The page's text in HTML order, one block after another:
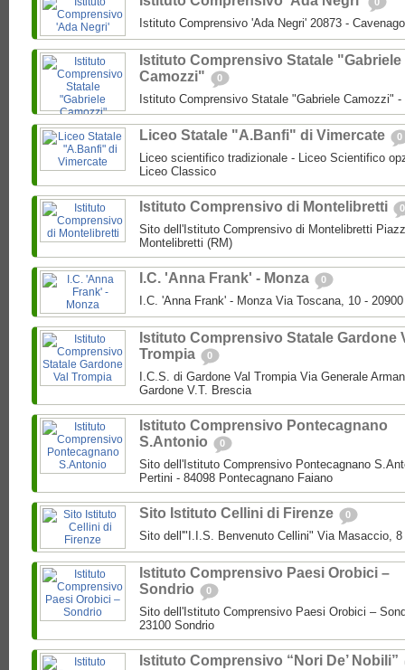
Istituto Comprensivo 'Ada Negri' 20873 -
Istituto Comprensivo Statale "Gabriele
Camozzi"
0
Istituto Comprensivo Statale "Gabriele Camozzi"
Liceo Statale "A.Banfi" di Vimercate 0
Liceo scientifico tradizionale - Liceo Scientifico
Liceo Classico
Istituto Comprensivo di Montelibretti 0
Sito dell'Istituto Comprensivo di Montelibretti
Montelibretti (RM)
I.C. 'Anna Frank' - Monza 0
I.C. 'Anna Frank' - Monza Via Toscana, 10 -
Istituto Comprensivo Statale Gardone
Trompia
0
I.C.S. di Gardone Val Trompia Via Generale
Gardone V.T. Brescia
Istituto Comprensivo Pontecagnano
S.Antonio
0
Sito dell'Istituto Comprensivo Pontecagnano
Pertini - 84098 Pontecagnano Faiano
Sito Istituto Cellini di Firenze 0
Sito dell'"I.I.S. Benvenuto Cellini" Via Masaccio, 8
Istituto Comprensivo Paesi Orobici –
Sondrio
0
Sito dell'Istituto Comprensivo Paesi Orobici –
23100 Sondrio
Istituto Comprensivo “Nori De’ Nobili”